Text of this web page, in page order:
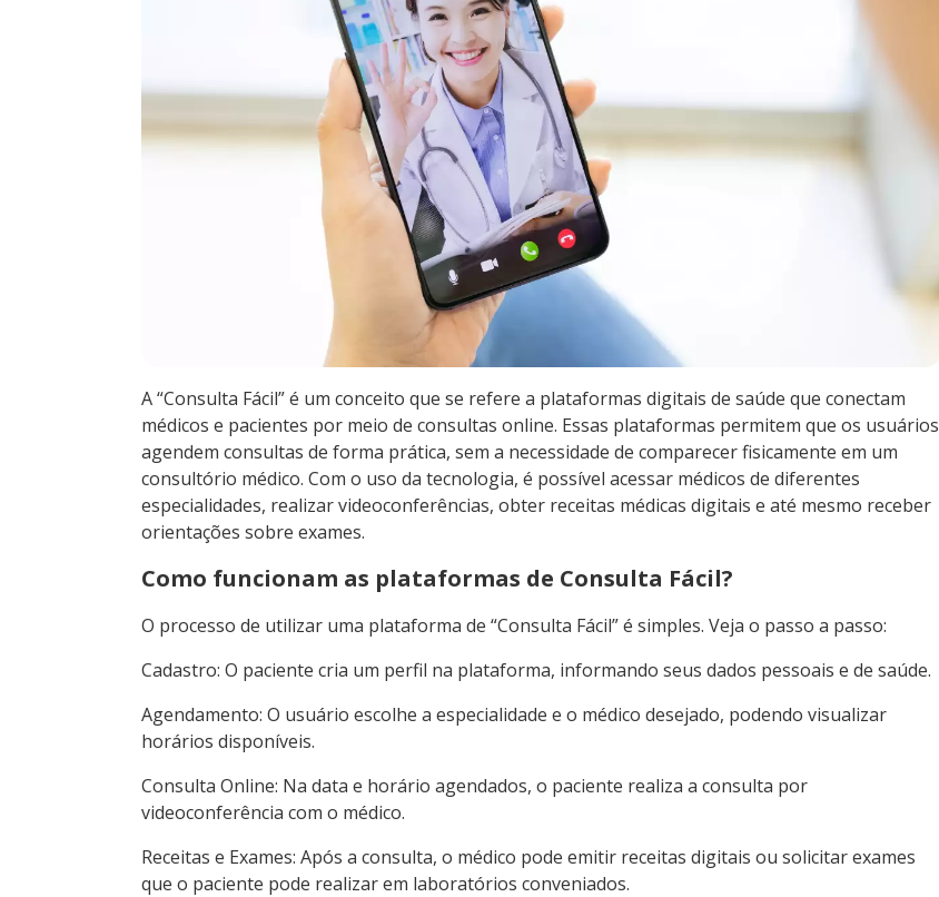
A “Consulta Fácil” é um conceito que se refere a plataformas digitais de saúde que conectam
médicos e pacientes por meio de consultas online. Essas plataformas permitem que os usuários
agendem consultas de forma prática, sem a necessidade de comparecer fisicamente em um
consultório médico. Com o uso da tecnologia, é possível acessar médicos de diferentes
especialidades, realizar videoconferências, obter receitas médicas digitais e até mesmo receber
orientações sobre exames.
Como funcionam as plataformas de Consulta Fácil?
O processo de utilizar uma plataforma de “Consulta Fácil” é simples. Veja o passo a passo:
Cadastro: O paciente cria um perfil na plataforma, informando seus dados pessoais e de saúde.
Agendamento: O usuário escolhe a especialidade e o médico desejado, podendo visualizar
horários disponíveis.
Consulta Online: Na data e horário agendados, o paciente realiza a consulta por
videoconferência com o médico.
Receitas e Exames: Após a consulta, o médico pode emitir receitas digitais ou solicitar exames
que o paciente pode realizar em laboratórios conveniados.